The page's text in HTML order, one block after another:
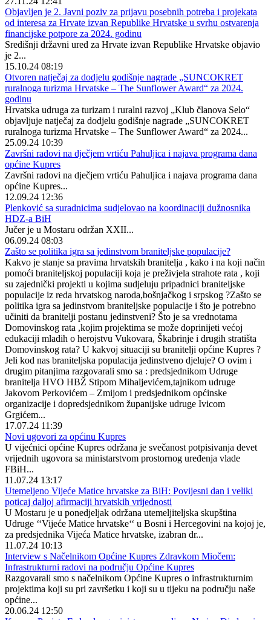
Objavljen je 2. Javni poziv za prijavu posebnih potreba i projekata
od interesa za Hrvate izvan Republike Hrvatske u svrhu ostvarenja
financijske potpore za 2024. godinu
Središnji državni ured za Hrvate izvan Republike Hrvatske objavio
je 2...
15.10.24 08:19
Otvoren natječaj za dodjelu godišnje nagrade „SUNCOKRET
ruralnoga turizma Hrvatske – The Sunflower Award“ za 2024.
godinu
Hrvatska udruga za turizam i ruralni razvoj „Klub članova Selo“
objavljuje natječaj za dodjelu godišnje nagrade „SUNCOKRET
ruralnoga turizma Hrvatske – The Sunflower Award“ za 2024...
25.09.24 10:39
Završni radovi na dječjem vrtiću Pahuljica i najava programa dana
općine Kupres
Završni radovi na dječjem vrtiću Pahuljica i najava programa dana
općine Kupres...
12.09.24 12:36
Plenković sa suradnicima sudjelovao na koordinaciji dužnosnika
HDZ-a BiH
Jučer je u Mostaru održan XXII...
06.09.24 08:03
Zašto se politika igra sa jedinstvom braniteljske populacije?
Kakvo je stanje sa pravima hrvatskih branitelja , kako i na koji način
pomoći braniteljskoj populaciji koja je preživjela strahote rata , koji
su zajednički projekti u kojima sudjeluju pripadnici braniteljske
populacije iz reda hrvatskog naroda,bošnjačkog i srpskog ?Zašto se
politika igra sa jedinstvom braniteljske populacije i što je potrebno
učiniti da branitelji postanu jedinstveni? Što je sa vrednotama
Domovinskog rata ,kojim projektima se može doprinijeti većoj
edukaciji mladih o herojstvu Vukovara, Škabrinje i drugih stratišta
Domovinskog rata? U kakvoj situaciji su branitelji općine Kupres ?
Jeli kod nas braniteljska populacija jedinstveno djeluje? O ovim i
drugim pitanjima razgovarali smo sa : predsjednikom Udruge
branitelja HVO HBŽ Stipom Mihaljevićem,tajnikom udruge
Jakovom Perkovićem – Zmijom i predsjednikom općinske
organizacije i dopredsjednikom županijske udruge Ivicom
Grgićem...
17.07.24 11:39
Novi ugovori za općinu Kupres
U vijećnici općine Kupres održana je svečanost potpisivanja devet
vrijednih ugovora sa ministarstvom prostornog uređenja vlade
FBiH...
11.07.24 13:17
Utemeljeno Vijeće Matice hrvatske za BiH: Povijesni dan i veliki
poticaj daljoj afirmaciji hrvatskih vrijednosti
U Mostaru je u ponedjeljak održana utemeljiteljska skupština
Udruge ‘‘Vijeće Matice hrvatske‘‘ u Bosni i Hercegovini na kojoj je,
za predsjednika Vijeća Matice hrvatske, izabran dr...
11.07.24 10:13
Interview s Načelnikom Općine Kupres Zdravkom Miočem:
Infrastrukturni radovi na području Općine Kupres
Razgovarali smo s načelnikom Općine Kupres o infrastrukturnim
projektima koji su pri završetku i koji su u tijeku na području naše
općine...
20.06.24 12:50